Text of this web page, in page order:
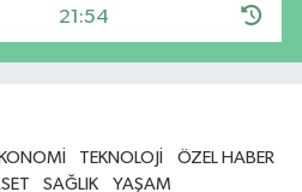
21:54
TEKNOLOJİ
ÖZEL HABER
SAĞLIK YAŞAM